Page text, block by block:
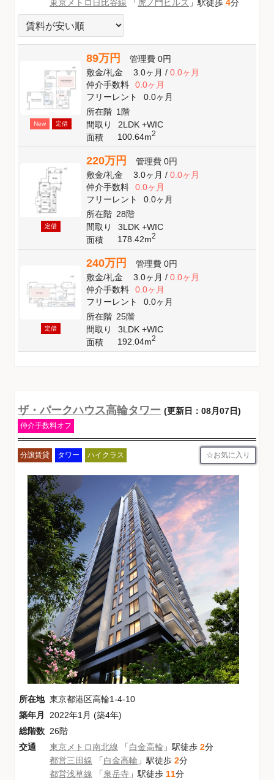
東京メトロ日比谷線 「 虎ノ門ヒルズ 」駅徒歩 4分
New 定借
89万円 管理費 0円
敷金/礼金 3.0ヶ月/ 0.0ヶ月
仲介手数料
0.0ヶ月
フリーレント
0.0ヶ月
所在階 1階
間取り
2LDK +WIC
面積
100.64m2
定借
220万円 管理費 0円
敷金/礼金 3.0ヶ月/ 0.0ヶ月
仲介手数料
0.0ヶ月
フリーレント
0.0ヶ月
所在階 28階
間取り
3LDK +WIC
面積
178.42m2
定借
240万円 管理費 0円
敷金/礼金 3.0ヶ月/ 0.0ヶ月
仲介手数料
0.0ヶ月
フリーレント
0.0ヶ月
所在階 25階
間取り
3LDK +WIC
面積
192.04m2
ザ・パークハウス高輪タワー (更新日：08月07日)
仲介手数料オフ
分譲賃貸 タワー ハイクラス お気に入り
所在地 東京都港区高輪1-4-10
築年月
2022年1月 (築4年)
総階数 26階
交通
東京メトロ南北線 「白金高輪 」駅徒歩 2分
都営三田線 「白金高輪 」駅徒歩 2分
都営浅草線 「泉岳寺 」駅徒歩 11分